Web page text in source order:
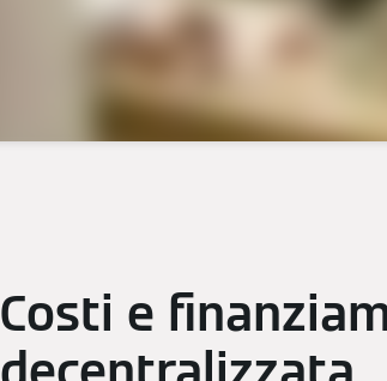
Costi e